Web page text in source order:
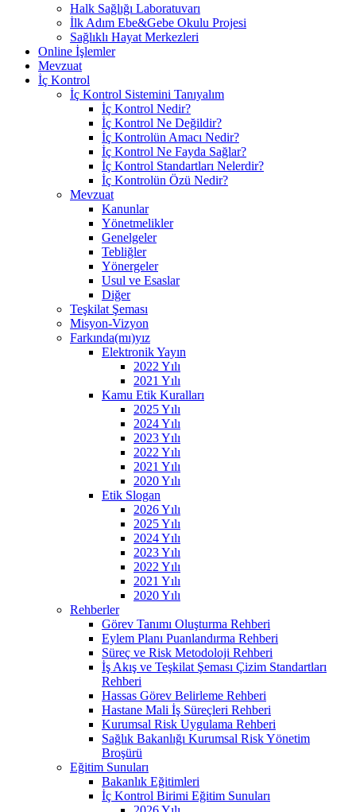
Halk Sağlığı Laboratuvarı
İlk Adım Ebe&Gebe Okulu Projesi
Sağlıklı Hayat Merkezleri
Online İşlemler
Mevzuat
İç Kontrol
İç Kontrol Sistemini Tanıyalım
İç Kontrol Nedir?
İç Kontrol Ne Değildir?
İç Kontrolün Amacı Nedir?
İç Kontrol Ne Fayda Sağlar?
İç Kontrol Standartları Nelerdir?
İç Kontrolün Özü Nedir?
Mevzuat
Kanunlar
Yönetmelikler
Genelgeler
Tebliğler
Yönergeler
Usul ve Esaslar
Diğer
Teşkilat Şeması
Misyon-Vizyon
Farkında(mı)yız
Elektronik Yayın
2022 Yılı
2021 Yılı
Kamu Etik Kuralları
2025 Yılı
2024 Yılı
2023 Yılı
2022 Yılı
2021 Yılı
2020 Yılı
Etik Slogan
2026 Yılı
2025 Yılı
2024 Yılı
2023 Yılı
2022 Yılı
2021 Yılı
2020 Yılı
Rehberler
Görev Tanımı Oluşturma Rehberi
Eylem Planı Puanlandırma Rehberi
Süreç ve Risk Metodoloji Rehberi
İş Akış ve Teşkilat Şeması Çizim Standartları
Rehberi
Hassas Görev Belirleme Rehberi
Hastane Mali İş Süreçleri Rehberi
Kurumsal Risk Uygulama Rehberi
Sağlık Bakanlığı Kurumsal Risk Yönetim
Broşürü
Eğitim Sunuları
Bakanlık Eğitimleri
İç Kontrol Birimi Eğitim Sunuları